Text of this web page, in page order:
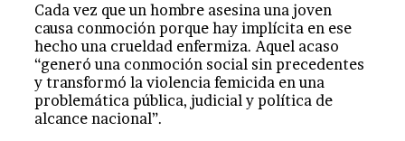
Cada vez que un hombre asesina una joven
causa conmoción porque hay implícita en ese
hecho una crueldad enfermiza. Aquel acaso
“generó una conmoción social sin precedentes
y transformó la violencia femicida en una
problemática pública, judicial y política de
alcance nacional”.